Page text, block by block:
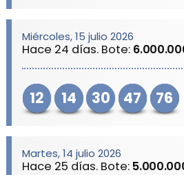
Miércoles, 15 julio 2026
Hace 24 días. Bote:
12 14 30 47 76
Martes, 14 julio 2026
Hace 25 días. Bote: